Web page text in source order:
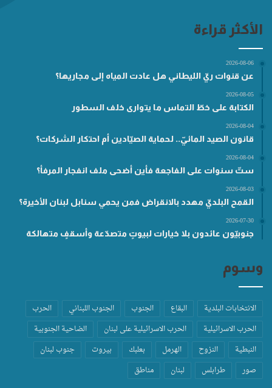
الأكثر قراءة
2026-08-06
عن قنوات ريّ الليطاني هل عادت المياه إلى مجاريها؟
2026-08-05
الكتابة على خطّ التماس ما يتوارى خلف السطور
2026-08-04
قانون الصيد المائيّ.. لحماية الصيّادين أم احتكار الشركات؟
2026-08-04
ستّ سنوات على الفاجعة فأين أضحى ملف انفجار المرفأ؟
2026-08-03
القمح البلديّ مهدد بالانقراض فمن يحمي سنابل لبنان الأخيرة؟
2026-07-30
جنوبيّون عائدون بلا خيارات لبيوتٍ متصدّعة وأسقفٍ متهالكة
وسوم
الانتخابات البلدية البقاع الجنوب الجنوب اللبناني
الحرب
الحرب الاسرائيلية
الحرب الاسرائيلية على لبنان
الضاحية الجنوبية
النبطية
النزوح الهرمل بعلبك بيروت
جنوب لبنان
صور
طرابلس لبنان مناطق